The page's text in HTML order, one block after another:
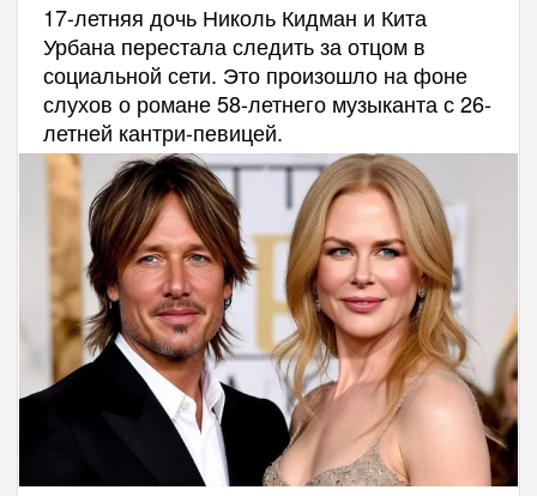
17-летняя дочь Николь Кидман и Кита
Урбана перестала следить за отцом в
социальной сети. Это произошло на фоне
слухов о романе 58-летнего музыканта с 26-
летней кантри-певицей.